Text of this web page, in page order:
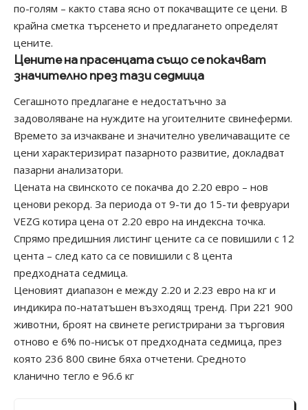
по-голям – както става ясно от покачващите се цени. В
крайна сметка търсенето и предлагането определят
цените.
Цените на прасенцата също се покачват
значително през тази седмица
Сегашното предлагане е недостатъчно за
задоволяване на нуждите на угоителните свинеферми.
Времето за изчакване и значително увеличаващите се
цени характеризират пазарното развитие, докладват
пазарни анализатори.
Цената на свинското се покачва до 2.20 евро – нов
ценови рекорд. За периода от 9-ти до 15-ти февруари
VEZG котира цена от 2.20 евро на индексна точка.
Спрямо предишния листинг цените са се повишили с 12
цента – след като са се повишили с 8 цента
предходната седмица.
Ценовият диапазон е между 2.20 и 2.23 евро на кг и
индикира по-нататъшен възходящ тренд. При 221 900
животни, броят на свинете регистрирани за търговия
отново е 6% по-нисък от предходната седмица, през
която 236 800 свине бяха отчетени. Средното
кланично тегло е 96.6 кг